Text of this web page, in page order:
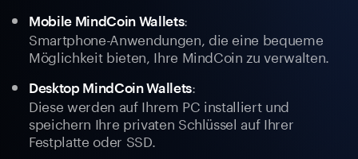
Mobile MindCoin Wallets:
Smartphone-Anwendungen, die eine bequeme
Möglichkeit bieten, Ihre MindCoin zu verwalten.
Desktop MindCoin Wallets:
Diese werden auf Ihrem PC installiert und
speichern Ihre privaten Schlüssel auf Ihrer
Festplatte oder SSD.